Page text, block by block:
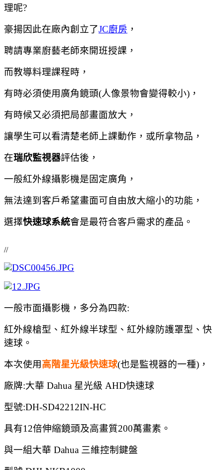
理呢?
豪揚因此在廠內創立了JC廚房 ，
聘請專業廚藝老師來開班授課，
而教導料理課程時，
有時必須使用廣角鏡頭(人像景物會變得較小)，
有時候又必須把局部畫面放大，
讓學生可以看清楚老師上課動作，或所拿物品，
在瑞欣監視器評估後，
一般紅外線攝影機是固定廣角，
無法達到客戶希望畫面可自由放大縮小的功能，
選擇快速球系統會是最符合客戶需求的產品。
//
一般市面攝影機，多分為四款:
紅外線槍型、紅外線半球型、紅外線防護罩型、快
速球。
本次使用高階星光級快速球(也是監視器的一種)，
廠牌:大華 Dahua 星光級 AHD快速球
型號:DH-SD42212IN-HC
具有12倍伸縮鏡頭及高畫質200萬畫素。
與一組大華 Dahua 三維控制鍵盤